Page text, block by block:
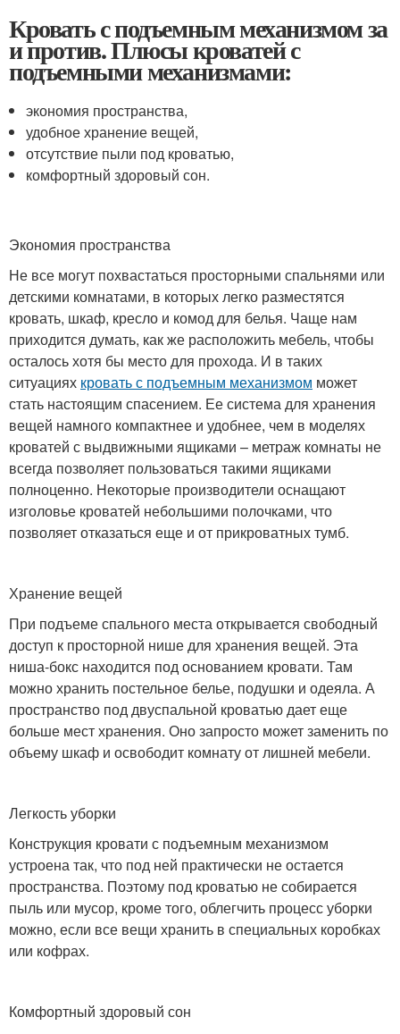
Кровать с подъемным механизмом за
и против. Плюсы кроватей с
подъемными механизмами:
экономия пространства,
удобное хранение вещей,
отсутствие пыли под кроватью,
комфортный здоровый сон.
Экономия пространства
Не все могут похвастаться просторными спальнями или
детскими комнатами, в которых легко разместятся
кровать, шкаф, кресло и комод для белья. Чаще нам
приходится думать, как же расположить мебель, чтобы
осталось хотя бы место для прохода. И в таких
ситуациях кровать с подъемным механизмом может
стать настоящим спасением. Ее система для хранения
вещей намного компактнее и удобнее, чем в моделях
кроватей с выдвижными ящиками – метраж комнаты не
всегда позволяет пользоваться такими ящиками
полноценно. Некоторые производители оснащают
изголовье кроватей небольшими полочками, что
позволяет отказаться еще и от прикроватных тумб.
Хранение вещей
При подъеме спального места открывается свободный
доступ к просторной нише для хранения вещей. Эта
ниша-бокс находится под основанием кровати. Там
можно хранить постельное белье, подушки и одеяла. А
пространство под двуспальной кроватью дает еще
больше мест хранения. Оно запросто может заменить по
объему шкаф и освободит комнату от лишней мебели.
Легкость уборки
Конструкция кровати с подъемным механизмом
устроена так, что под ней практически не остается
пространства. Поэтому под кроватью не собирается
пыль или мусор, кроме того, облегчить процесс уборки
можно, если все вещи хранить в специальных коробках
или кофрах.
Комфортный здоровый сон